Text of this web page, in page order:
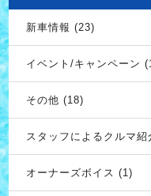
新車情報 (23)
イベント/キャンペーン
その他 (18)
スタッフによるクルマ
オーナーズボイス (1)